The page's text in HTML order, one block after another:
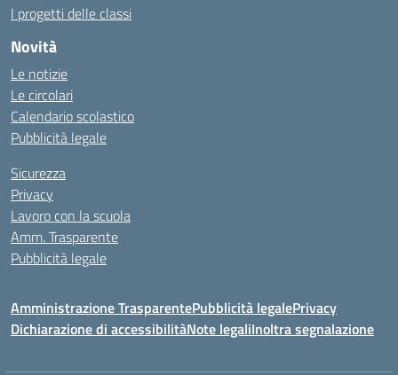
I progetti delle classi
Novità
Le notizie
Le circolari
Calendario scolastico
Pubblicità legale
Sicurezza
Privacy
Lavoro con la scuola
Amm. Trasparente
Pubblicità legale
Amministrazione TrasparentePubblicità legalePrivacy
Dichiarazione di accessibilitàNote legaliInoltra segnalazione